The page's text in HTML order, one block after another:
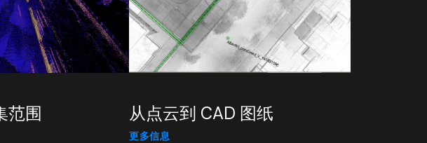
范围 从点云到 CAD 图纸
更多信息